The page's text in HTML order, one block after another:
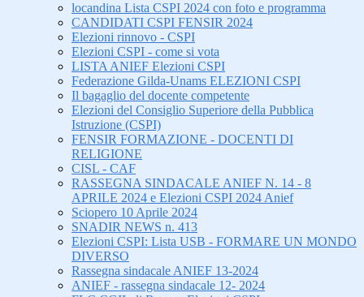
locandina Lista CSPI 2024 con foto e programma
CANDIDATI CSPI FENSIR 2024
Elezioni rinnovo - CSPI
Elezioni CSPI - come si vota
LISTA ANIEF Elezioni CSPI
Federazione Gilda-Unams ELEZIONI CSPI
Il bagaglio del docente competente
Elezioni del Consiglio Superiore della Pubblica
Istruzione (CSPI)
FENSIR FORMAZIONE - DOCENTI DI
RELIGIONE
CISL - CAF
RASSEGNA SINDACALE ANIEF N. 14 - 8
APRILE 2024 e Elezioni CSPI 2024 Anief
Sciopero 10 Aprile 2024
SNADIR NEWS n. 413
Elezioni CSPI: Lista USB - FORMARE UN MONDO
DIVERSO
Rassegna sindacale ANIEF 13-2024
ANIEF - rassegna sindacale 12- 2024